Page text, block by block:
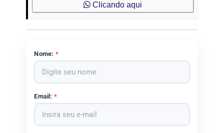
Clicando aqui
Nome: *
Email: *